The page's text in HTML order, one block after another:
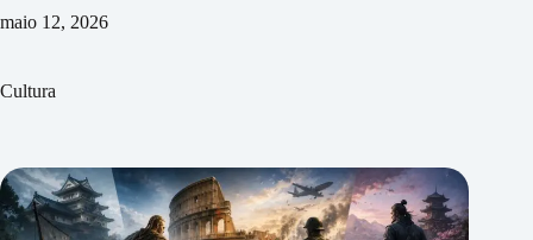
maio 12, 2026
Cultura